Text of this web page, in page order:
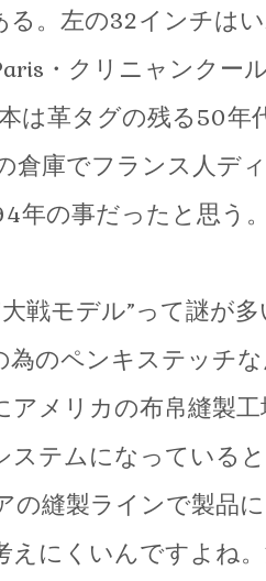
る。左の32インチは
・クリニャンクー
は革タグの残る50年
倉庫でフランス人デ
年の事だったと思う
戦モデル”って謎が
為のペンキステッチ
アメリカの布帛縫製
ステムになっている
の縫製ラインで製品
えにくいんですよね